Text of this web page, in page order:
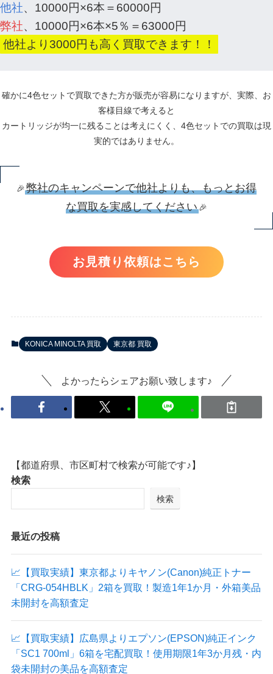
他社、10000円×6本＝60000円
弊社、10000円×6本×5％＝63000円
他社より3000円も高く買取できます！！
確かに4色セットで買取できた方が販売が容易になりますが、実際、お
客様目線で考えると
カートリッジが均一に残ることは考えにくく、4色セットでの買取は現
実的ではありません。
🎉弊社のキャンペーンで他社よりも、もっとお得
な買取を実感してください🎉
お見積り依頼はこちら
KONICA MINOLTA 買取 東京都 買取
よかったらシェアお願い致します♪
【都道府県、市区町村で検索が可能です♪】
検索
検索
最近の投稿
📈【買取実績】東京都よりキヤノン(Canon)純正トナー
「CRG-054HBLK」2箱を買取！製造1年1か月・外箱美品
未開封を高額査定
📈【買取実績】広島県よりエプソン(EPSON)純正インク
「SC1 700ml」6箱を宅配買取！使用期限1年3か月残・内
袋未開封の美品を高額査定